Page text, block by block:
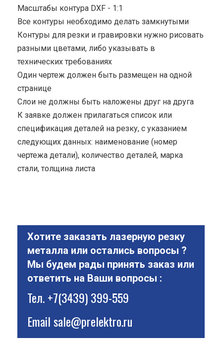
Масштабы контура DXF - 1:1
Все контуры необходимо делать замкнутыми
Контуры для резки и гравировки нужно рисовать
разными цветами, либо указывать в
технических требованиях
Один чертеж должен быть размещен на одной
странице
Cлои не должны быть наложены друг на друга
К заявке должен прилагаться список или
спецификация деталей на резку, с указанием
следующих данных: наименование (номер
чертежа детали), количество деталей, марка
стали, толщина листа
Хотите заказать лазерную резку
металла или остались вопросы ?
Мы будем рады принять заказ или
ответить на Ваши вопросы :
Тел.+7(3439) 399-559
Emailsale@prelektro.ru